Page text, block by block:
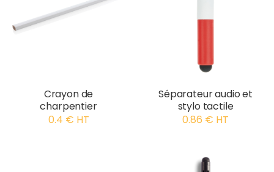
Crayon de
charpentier
0.4 € HT
Séparateur audio et
stylo tactile
0.86 € HT